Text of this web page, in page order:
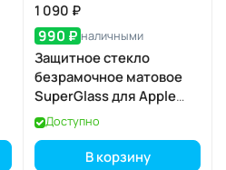
1 090 ₽
990 ₽ наличными
Защитное стекло
безрамочное матовое
SuperGlass для Apple
iPhone 17 / 16 Pro
Доступно
В корзину